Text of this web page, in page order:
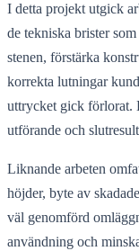
I detta projekt utgick
de tekniska brister
stenen, förstärka
korrekta lutningar
uttrycket gick förlorat.
utförande och
Liknande arbeten
höjder, byte av
väl genomförd
användning och